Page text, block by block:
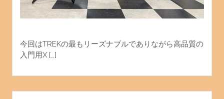
今回はTREKの最もリーズナブルでありながら高品質の
入門用X […]